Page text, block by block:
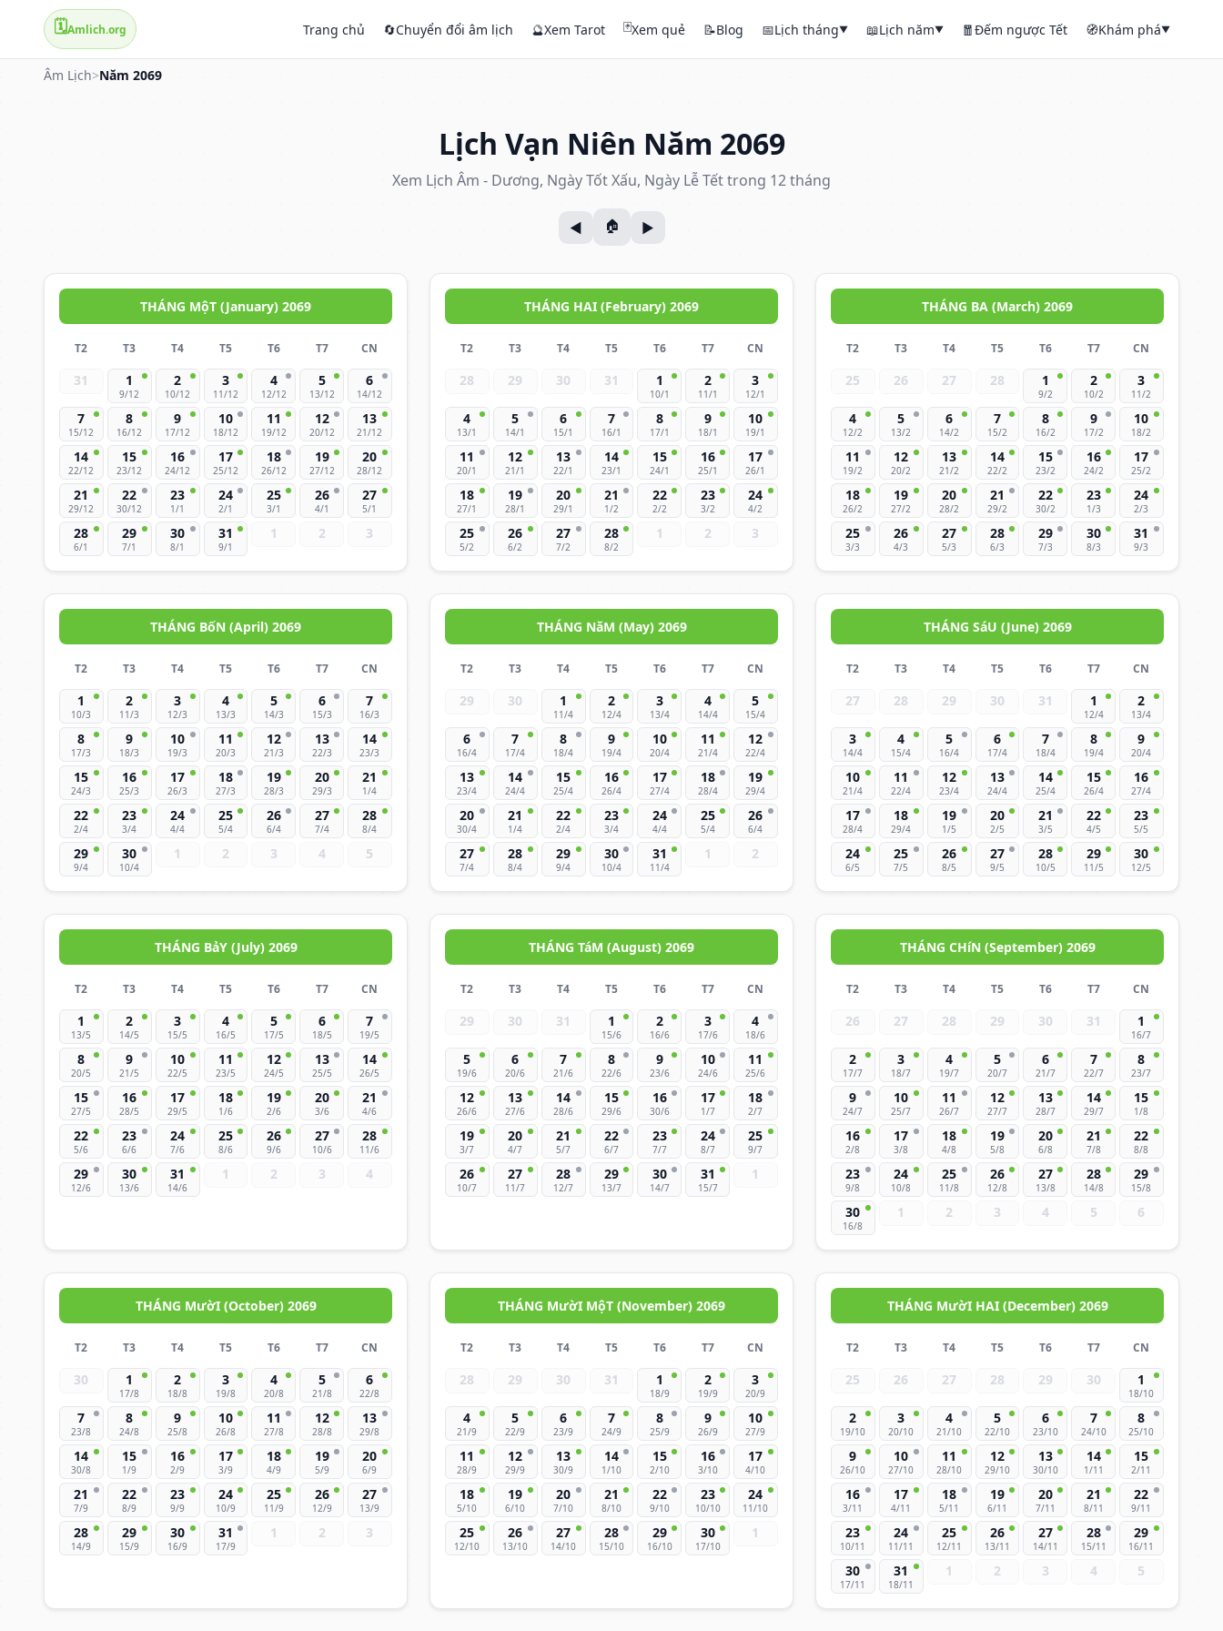
🗓️Amlich.org Trang chủ 🔄Chuyển đổi âm lịch 🔮Xem Tarot 🃏Xem quẻ 📝Blog 📅Lịch tháng▼ 📖Lịch năm▼ 🧧Đếm ngược Tết 🧭Khám phá▼
Âm Lịch>Năm 2069
Lịch Vạn Niên Năm 2069
Xem Lịch Âm - Dương, Ngày Tốt Xấu, Ngày Lễ Tết trong 12 tháng
THÁNG MộT (January) 2069
T2 T3 T4 T5 T6 T7 CN
31 1
9/12
2
10/12
3
11/12
4
12/12
5
13/12
6
14/12
7
15/12
8
16/12
9
17/12
10
18/12
11
19/12
12
20/12
13
21/12
14
22/12
15
23/12
16
24/12
17
25/12
18
26/12
19
27/12
20
28/12
21
29/12
22
30/12
23
1/1
24
2/1
25
3/1
26
4/1
27
5/1
28
6/1
29
7/1
30
8/1
31
9/1
1 2 3
THÁNG HAI (February) 2069
T2 T3 T4 T5 T6 T7 CN
28 29 30 31 1
10/1
2
11/1
3
12/1
4
13/1
5
14/1
6
15/1
7
16/1
8
17/1
9
18/1
10
19/1
11
20/1
12
21/1
13
22/1
14
23/1
15
24/1
16
25/1
17
26/1
18
27/1
19
28/1
20
29/1
21
1/2
22
2/2
23
3/2
24
4/2
25
5/2
26
6/2
27
7/2
28
8/2
1 2 3
THÁNG BA (March) 2069
T2 T3 T4 T5 T6 T7 CN
25 26 27 28 1
9/2
2
10/2
3
11/2
4
12/2
5
13/2
6
14/2
7
15/2
8
16/2
9
17/2
10
18/2
11
19/2
12
20/2
13
21/2
14
22/2
15
23/2
16
24/2
17
25/2
18
26/2
19
27/2
20
28/2
21
29/2
22
30/2
23
1/3
24
2/3
25
3/3
26
4/3
27
5/3
28
6/3
29
7/3
30
8/3
31
9/3
THÁNG BốN (April) 2069
T2 T3 T4 T5 T6 T7 CN
1
10/3
2
11/3
3
12/3
4
13/3
5
14/3
6
15/3
7
16/3
8
17/3
9
18/3
10
19/3
11
20/3
12
21/3
13
22/3
14
23/3
15
24/3
16
25/3
17
26/3
18
27/3
19
28/3
20
29/3
21
1/4
22
2/4
23
3/4
24
4/4
25
5/4
26
6/4
27
7/4
28
8/4
29
9/4
30
10/4
1 2 3 4 5
THÁNG NăM (May) 2069
T2 T3 T4 T5 T6 T7 CN
29 30 1
11/4
2
12/4
3
13/4
4
14/4
5
15/4
6
16/4
7
17/4
8
18/4
9
19/4
10
20/4
11
21/4
12
22/4
13
23/4
14
24/4
15
25/4
16
26/4
17
27/4
18
28/4
19
29/4
20
30/4
21
1/4
22
2/4
23
3/4
24
4/4
25
5/4
26
6/4
27
7/4
28
8/4
29
9/4
30
10/4
31
11/4
1 2
THÁNG SáU (June) 2069
T2 T3 T4 T5 T6 T7 CN
27 28 29 30 31 1
12/4
2
13/4
3
14/4
4
15/4
5
16/4
6
17/4
7
18/4
8
19/4
9
20/4
10
21/4
11
22/4
12
23/4
13
24/4
14
25/4
15
26/4
16
27/4
17
28/4
18
29/4
19
1/5
20
2/5
21
3/5
22
4/5
23
5/5
24
6/5
25
7/5
26
8/5
27
9/5
28
10/5
29
11/5
30
12/5
THÁNG BảY (July) 2069
T2 T3 T4 T5 T6 T7 CN
1
13/5
2
14/5
3
15/5
4
16/5
5
17/5
6
18/5
7
19/5
8
20/5
9
21/5
10
22/5
11
23/5
12
24/5
13
25/5
14
26/5
15
27/5
16
28/5
17
29/5
18
1/6
19
2/6
20
3/6
21
4/6
22
5/6
23
6/6
24
7/6
25
8/6
26
9/6
27
10/6
28
11/6
29
12/6
30
13/6
31
14/6
1 2 3 4
THÁNG TáM (August) 2069
T2 T3 T4 T5 T6 T7 CN
29 30 31 1
15/6
2
16/6
3
17/6
4
18/6
5
19/6
6
20/6
7
21/6
8
22/6
9
23/6
10
24/6
11
25/6
12
26/6
13
27/6
14
28/6
15
29/6
16
30/6
17
1/7
18
2/7
19
3/7
20
4/7
21
5/7
22
6/7
23
7/7
24
8/7
25
9/7
26
10/7
27
11/7
28
12/7
29
13/7
30
14/7
31
15/7
1
THÁNG CHíN (September) 2069
T2 T3 T4 T5 T6 T7 CN
26 27 28 29 30 31 1
16/7
2
17/7
3
18/7
4
19/7
5
20/7
6
21/7
7
22/7
8
23/7
9
24/7
10
25/7
11
26/7
12
27/7
13
28/7
14
29/7
15
1/8
16
2/8
17
3/8
18
4/8
19
5/8
20
6/8
21
7/8
22
8/8
23
9/8
24
10/8
25
11/8
26
12/8
27
13/8
28
14/8
29
15/8
30
16/8
1 2 3 4 5 6
THÁNG MườI (October) 2069
T2 T3 T4 T5 T6 T7 CN
30 1
17/8
2
18/8
3
19/8
4
20/8
5
21/8
6
22/8
7
23/8
8
24/8
9
25/8
10
26/8
11
27/8
12
28/8
13
29/8
14
30/8
15
1/9
16
2/9
17
3/9
18
4/9
19
5/9
20
6/9
21
7/9
22
8/9
23
9/9
24
10/9
25
11/9
26
12/9
27
13/9
28
14/9
29
15/9
30
16/9
31
17/9
1 2 3
THÁNG MườI MộT (November) 2069
T2 T3 T4 T5 T6 T7 CN
28 29 30 31 1
18/9
2
19/9
3
20/9
4
21/9
5
22/9
6
23/9
7
24/9
8
25/9
9
26/9
10
27/9
11
28/9
12
29/9
13
30/9
14
1/10
15
2/10
16
3/10
17
4/10
18
5/10
19
6/10
20
7/10
21
8/10
22
9/10
23
10/10
24
11/10
25
12/10
26
13/10
27
14/10
28
15/10
29
16/10
30
17/10
1
THÁNG MườI HAI (December) 2069
T2 T3 T4 T5 T6 T7 CN
25 26 27 28 29 30 1
18/10
2
19/10
3
20/10
4
21/10
5
22/10
6
23/10
7
24/10
8
25/10
9
26/10
10
27/10
11
28/10
12
29/10
13
30/10
14
1/11
15
2/11
16
3/11
17
4/11
18
5/11
19
6/11
20
7/11
21
8/11
22
9/11
23
10/11
24
11/11
25
12/11
26
13/11
27
14/11
28
15/11
29
16/11
30
17/11
31
18/11
1 2 3 4 5